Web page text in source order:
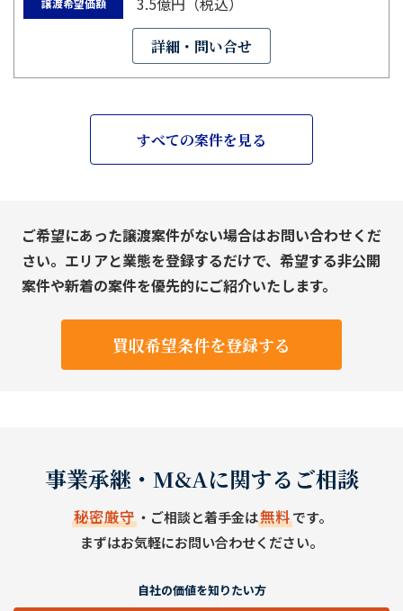
譲渡希望価額
詳細・問い合せ
すべての案件を見る
ご希望にあった譲渡案件がない場合はお問い合わせくだ
さい。エリアと業態を登録するだけで、希望する非公開
案件や新着の案件を優先的にご紹介いたします。
買収希望条件を登録する
事業承継・M&Aに関するご相談
秘密厳守・ご相談と着手金は無料です。
まずはお気軽にお問い合わせください。
自社の価値を知りたい方